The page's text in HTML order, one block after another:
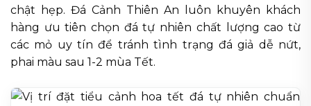
chật hẹp. Đá Cảnh Thiên An luôn khuyên khách
hàng ưu tiên chọn đá tự nhiên chất lượng cao từ
các mỏ uy tín để tránh tình trạng đá giả dễ nứt,
phai màu sau 1-2 mùa Tết.